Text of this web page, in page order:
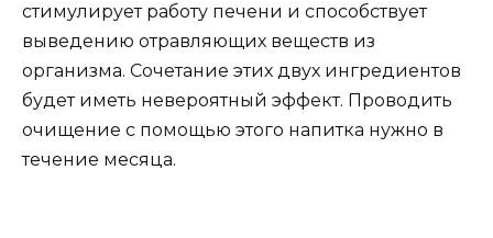
стимулирует работу печени и способствует
выведению отравляющих веществ из
организма. Сочетание этих двух ингредиентов
будет иметь невероятный эффект. Проводить
очищение с помощью этого напитка нужно в
течение месяца.